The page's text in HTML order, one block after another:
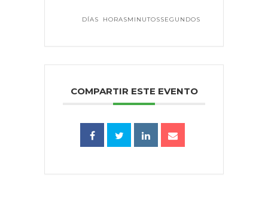
DÍAS HORASMINUTOSSEGUNDOS
COMPARTIR ESTE EVENTO